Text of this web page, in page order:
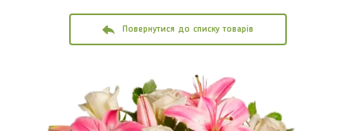
Повернутися до списку товарів